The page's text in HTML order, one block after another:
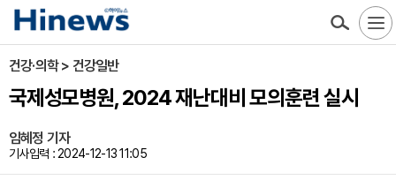
건강·의학 > 건강일반
국제성모병원, 2024 재난대비 모의훈련 실시
임혜정 기자
기사입력 : 2024-12-13 11:05